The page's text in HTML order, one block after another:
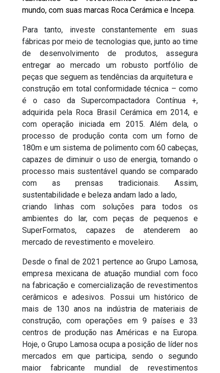
Assistência Técnica
Legendas Técnicas
Certificados
Aplicações Técnicas
Como acionar?
Dúvidas Frequentes
Recomendações Importantes
Dicas de Assistência
Caracteristícas SuperFormatos
Formato 100x200
Formato 120x250
Treinamento SuperFormatos
Roca Expert
Garantias
Superformatos
Contato
Fale Conosco
Onde Encontrar
Solicitar Catálogo
mundo, com suas marcas Roca Cerámica e Incepa.
Para tanto, investe constantemente em suas
fábricas por meio de tecnologias que, junto ao time
de desenvolvimento de produtos, assegura
entregar ao mercado um robusto portfólio de
peças que seguem as tendências da arquitetura e
construção em total conformidade técnica – como
é o caso da Supercompactadora Contínua +,
adquirida pela Roca Brasil Cerámica em 2014, e
com operação iniciada em 2015. Além dela, o
processo de produção conta com um forno de
180m e um sistema de polimento com 60 cabeças,
capazes de diminuir o uso de energia, tornando o
processo mais sustentável quando se comparado
com as prensas tradicionais. Assim,
sustentabilidade e beleza andam lado a lado,
criando linhas com soluções para todos os
ambientes do lar, com peças de pequenos e
SuperFormatos, capazes de atenderem ao
mercado de revestimento e moveleiro.
Desde o final de 2021 pertence ao Grupo Lamosa,
empresa mexicana de atuação mundial com foco
na fabricação e comercialização de revestimentos
cerâmicos e adesivos. Possui um histórico de
mais de 130 anos na indústria de materiais de
construção, com operações em 9 países e 33
centros de produção nas Américas e na Europa.
Hoje, o Grupo Lamosa ocupa a posição de líder nos
mercados em que participa, sendo o segundo
maior fabricante mundial de revestimentos